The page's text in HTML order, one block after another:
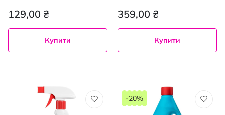
129,00 ₴
Купити
359,00 ₴
Купити
-20%